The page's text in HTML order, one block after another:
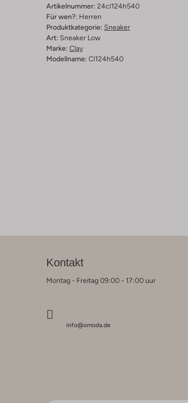
Artikelnummer: 24cl124h540
Für wen?: Herren
Produktkategorie: Sneaker
Art: Sneaker Low
Marke: Clay
Modellname: Cl124h540
Kontakt
Montag - Freitag 09:00 - 17:00 uur
info@omoda.de